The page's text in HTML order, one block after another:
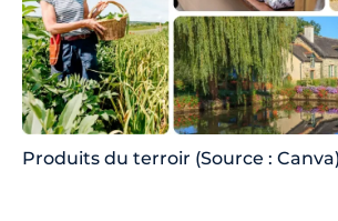
Produits du terroir (Source : Canva)